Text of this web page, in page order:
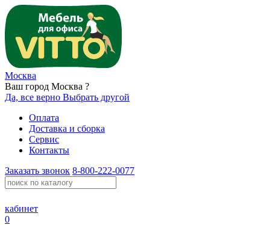
Москва
Ваш город Москва ?
Да, все верно Выбрать другой
Оплата
Доставка и сборка
Сервис
Контакты
Заказать звонок 8-800-222-0077
кабинет
0